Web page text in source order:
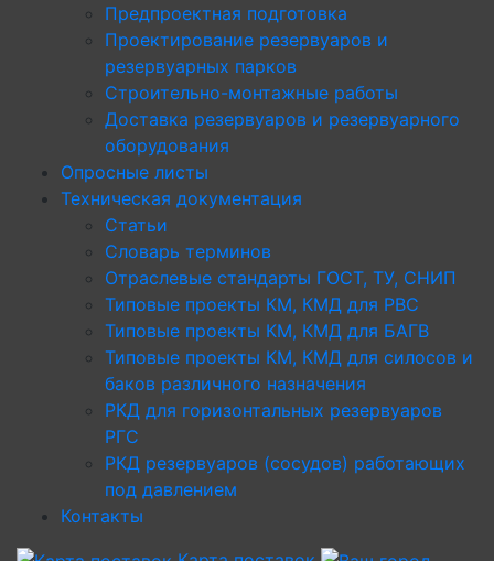
Предпроектная подготовка
Проектирование резервуаров и
резервуарных парков
Строительно-монтажные работы
Доставка резервуаров и резервуарного
оборудования
Опросные листы
Техническая документация
Статьи
Словарь терминов
Отраслевые стандарты ГОСТ, ТУ, СНИП
Типовые проекты КМ, КМД для РВС
Типовые проекты КМ, КМД для БАГВ
Типовые проекты КМ, КМД для силосов и
баков различного назначения
РКД для горизонтальных резервуаров
РГС
РКД резервуаров (сосудов) работающих
под давлением
Контакты